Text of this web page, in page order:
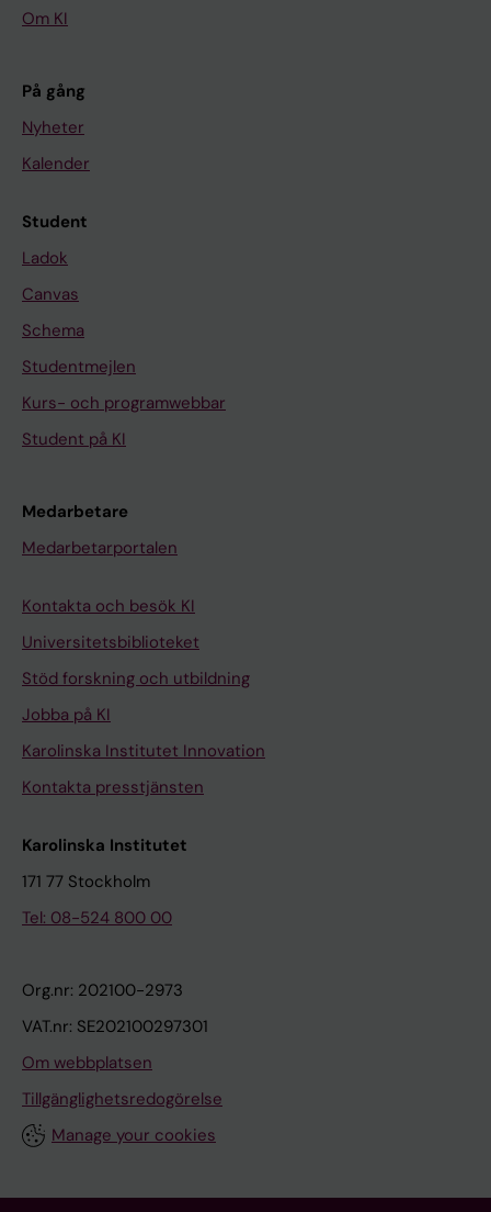
Om KI
På gång
Nyheter
Kalender
Student
Ladok
Canvas
Schema
Studentmejlen
Kurs- och programwebbar
Student på KI
Medarbetare
Medarbetarportalen
Kontakta och besök KI
Universitetsbiblioteket
Stöd forskning och utbildning
Jobba på KI
Karolinska Institutet Innovation
Kontakta presstjänsten
Karolinska Institutet
171 77 Stockholm
Tel: 08-524 800 00
Org.nr: 202100-2973
VAT.nr: SE202100297301
Om webbplatsen
Tillgänglighetsredogörelse
Manage your cookies